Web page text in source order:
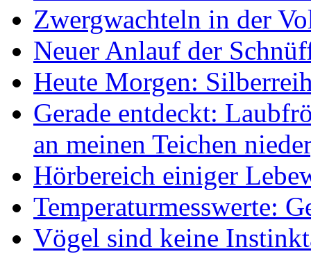
Zwergwachteln in der
Neuer Anlauf der
Heute Morgen:
Gerade entdeckt:
an meinen Teichen
Hörbereich einiger
Temperaturmesswerte:
Vögel sind keine